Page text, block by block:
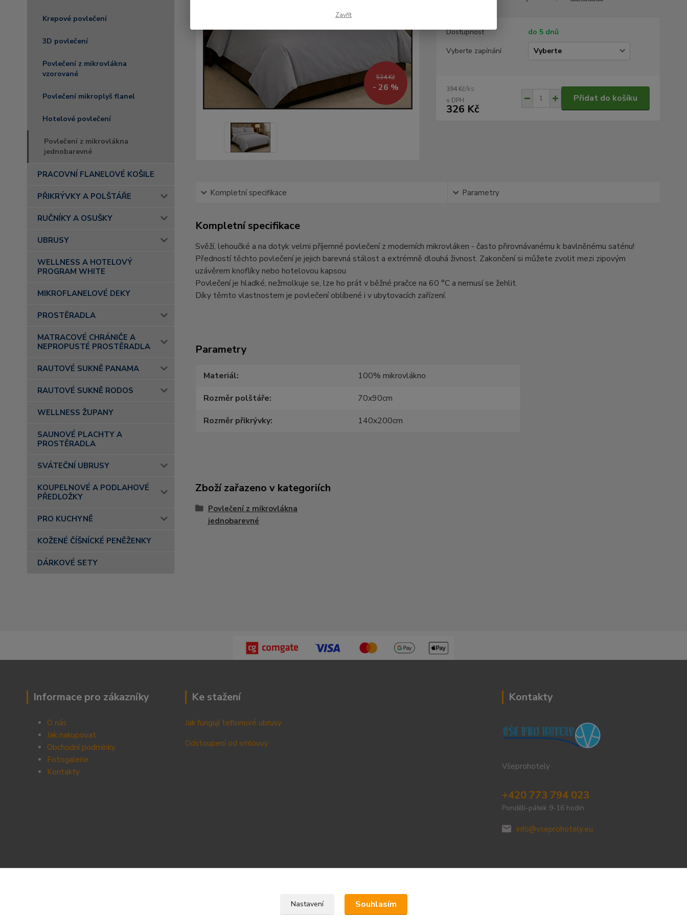
Krepové povlečení
3D povlečení
Povlečení z mikrovlákna
vzorované
Povlečení mikroplyš flanel
Hotelové povlečení
Povlečení z mikrovlákna
jednobarevné
PRACOVNÍ FLANELOVÉ KOŠILE
PŘIKRÝVKY A POLŠTÁŘE
RUČNÍKY A OSUŠKY
UBRUSY
WELLNESS A HOTELOVÝ
PROGRAM WHITE
MIKROFLANELOVÉ DEKY
PROSTĚRADLA
MATRACOVÉ CHRÁNIČE A
NEPROPUSTÉ PROSTĚRADLA
RAUTOVÉ SUKNĚ PANAMA
RAUTOVÉ SUKNĚ RODOS
WELLNESS ŽUPANY
SAUNOVÉ PLACHTY A
PROSTĚRADLA
SVÁTEČNÍ UBRUSY
KOUPELNOVÉ A PODLAHOVÉ
PŘEDLOŽKY
PRO KUCHYNĚ
KOŽENÉ ČÍŠNÍCKÉ PENĚŽENKY
DÁRKOVÉ SETY
534 Kč
- 26 %
Dostupnost
do 5 dnů
Vyberte zapínání
394 Kč/ks
326 Kč
Přidat do košíku
Kompletní specifikace Parametry
Kompletní specifikace
Svěží, lehoučké a na dotyk velmi příjemné povlečení z moderních mikrovláken - často přirovnávanému k bavlněnému saténu!
Předností těchto povlečení je jejich barevná stálost a extrémně dlouhá živnost. Zakončení si můžete zvolit mezi zipovým
uzávěrem knoflíky nebo hotelovou kapsou
Povlečení je hladké, nežmolkuje se, lze ho prát v běžné pračce na 60 °C a nemusí se žehlit.
Díky těmto vlastnostem je povlečení oblíbené i v ubytovacích zařízení.
Parametry
Materiál
100% mikrovlákno
Rozměr polštáře
70x90cm
Rozměr přikrývky
140x200cm
Zboží zařazeno v kategoriích
Povlečení z mikrovlákna
jednobarevné
Informace pro zákazníky
O nás
Jak nakupovat
Obchodní podmínky
Fotogalerie
Kontakty
Ke stažení
Jak fungují teflonové ubrusy
Odstoupení od smlouvy
Kontakty
Všeprohotely
+420 773 794 023
Pondělí-pátek 9-16 hodin
info@vseprohotely.eu
Upravit sběr cookies.
Zavřít
Nastavení Souhlasím